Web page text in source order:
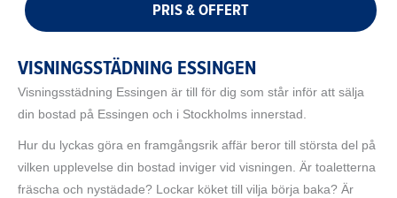
PRIS & OFFERT
VISNINGSSTÄDNING ESSINGEN
Visningsstädning Essingen är till för dig som står inför att sälja
din bostad på Essingen och i Stockholms innerstad.
Hur du lyckas göra en framgångsrik affär beror till största del på
vilken upplevelse din bostad inviger vid visningen. Är toaletterna
fräscha och nystädade? Lockar köket till vilja börja baka? Är